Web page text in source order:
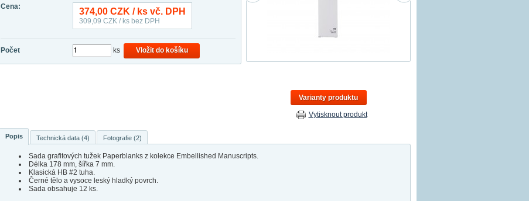
Cena:
374,00 CZK / ks vč. DPH
309,09 CZK / ks bez DPH
Počet ks Vložit do košíku
Varianty produktu
Vytisknout produkt
Popis Technická data (4) Fotografie (2)
Sada grafitových tužek Paperblanks z kolekce Embellished Manuscripts.
Délka 178 mm, šířka 7 mm.
Klasická HB #2 tuha.
Černé tělo a vysoce leský hladký povrch.
Sada obsahuje 12 ks.